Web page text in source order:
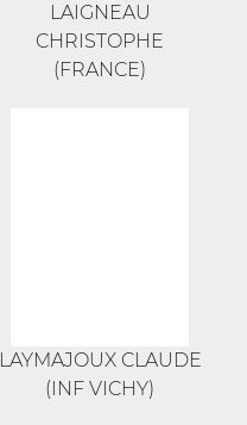
LAIGNEAU
CHRISTOPHE
(FRANCE)
LAYMAJOUX CLAUDE
(INF VICHY)